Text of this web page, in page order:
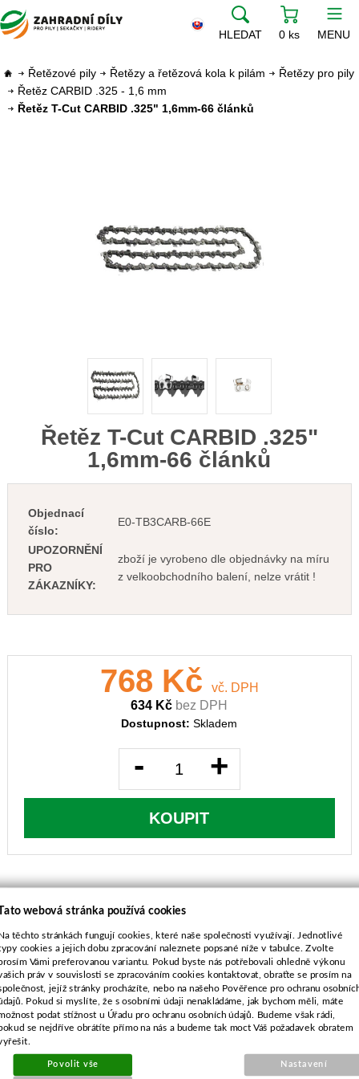
HLEDAT 0 ks MENU
Řetězové pily Řetězy a řetězová kola k pilám
Řetězy pro pily
Řetěz CARBID .325 - 1,6 mm
Řetěz T-Cut CARBID .325" 1,6mm-66 článků
Řetěz T-Cut CARBID .325"
1,6mm-66 článků
Objednací
číslo:
E0-TB3CARB-66E
UPOZORNĚNÍ
PRO
ZÁKAZNÍKY:
zboží je vyrobeno dle objednávky na míru
z velkoobchodního balení, nelze vrátit !
768 Kč
vč. DPH
634 Kč bez DPH
Dostupnost:Skladem
- +
KOUPIT
POPIS ZBOŽÍ
pilový řetěz s hrotem ze slinutého CARBIDU
značení dle Oregon-nemá v sortimentu
Pilové řetězy Tree-CUT jsou vyrobené v
kvalitě a provedení pro profesionální
dle vašich individuálních požadavků -
webová stránka používá cookies
těchto stránkách fungují cookies, které naše společnosti využívají. Jednotlivé
cookies a jejich dobu zpracování naleznete popsané níže v tabulce. Zvolte
Vámi preferovanou variantu. Pokud byste nás potřebovali ohledně výkonu
práv v souvislosti se zpracováním cookies kontaktovat, obraťte se prosím na
jejíž stránky procházíte, nebo na našeho Pověřence pro ochranu
Pokud si myslíte, že s osobními údaji nenakládáme, jak bychom měli, máte
podat stížnost u Úřadu pro ochranu osobních údajů. Budeme však rádi,
se nejdříve obrátíte přímo na nás a budeme tak moct Váš požadavek obratem
Povolit vše Nastavení